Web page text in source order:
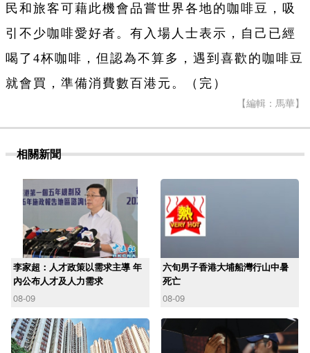
民和旅客可藉此機會品嘗世界各地的咖啡豆，吸
引不少咖啡愛好者。有入場人士表示，自己已經
喝了4杯咖啡，但認為不算多，遇到喜歡的咖啡豆
就會買，準備消費數百港元。（完）
【編輯：馬華】
相關新聞
李家超：人才政策以需求主導 年
內公布人才及人力需求
08-09
六旬男子香港大埔船灣行山中暑
死亡
08-09